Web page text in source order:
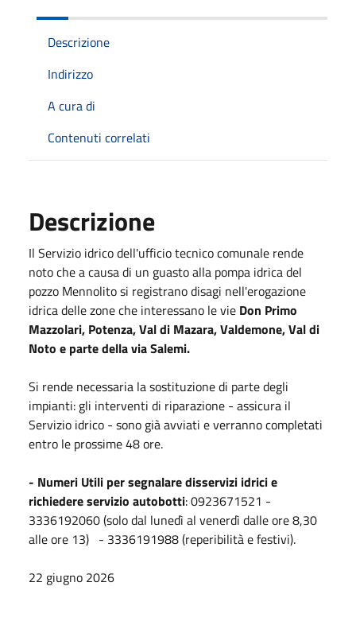
Descrizione
Indirizzo
A cura di
Contenuti correlati
Descrizione
Il Servizio idrico dell'ufficio tecnico comunale rende
noto che a causa di un guasto alla pompa idrica del
pozzo Mennolito si registrano disagi nell'erogazione
idrica delle zone che interessano le vie Don Primo
Mazzolari, Potenza, Val di Mazara, Valdemone, Val di
Noto e parte della via Salemi.
Si rende necessaria la sostituzione di parte degli
impianti: gli interventi di riparazione - assicura il
Servizio idrico - sono già avviati e verranno completati
entro le prossime 48 ore.
- Numeri Utili per segnalare disservizi idrici e
richiedere servizio autobotti: 0923671521 -
3336192060 (solo dal lunedì al venerdì dalle ore 8,30
alle ore 13) - 3336191988 (reperibilità e festivi).
22 giugno 2026